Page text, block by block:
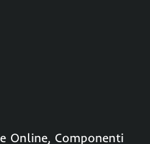
Online, Componenti